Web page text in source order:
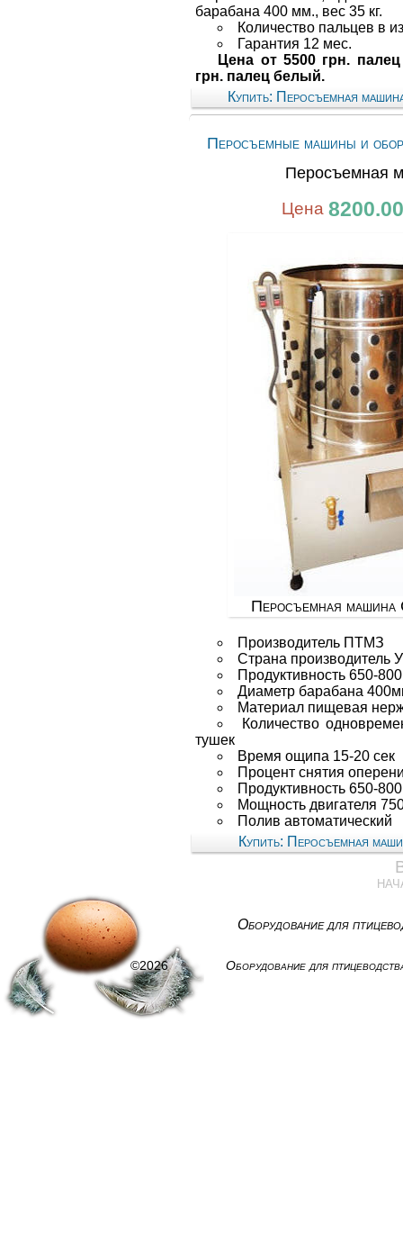
барабана 400 мм., вес 35 кг.
Количество пальцев в
Гарантия 12 мес.
Цена от 5500 грн.
грн. палец белый.
Купить: Перосъемная
Перосъемные машины и
Перосъемная
Цена 8200.00
Перосъемная
Производитель ПТМЗ
Страна производитель
Продуктивность 650-
Диаметр барабана
Материал пищевая
Количество
тушек
Время ощипа 15-20 сек
Процент снятия
Продуктивность 650-
Мощность двигателя
Полив автоматический
Купить: Перосъемная
Оборудование для
©2026 Оборудование для